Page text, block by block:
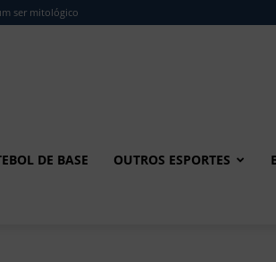
ser mitológico
DE BASE OUTROS ESPORTES